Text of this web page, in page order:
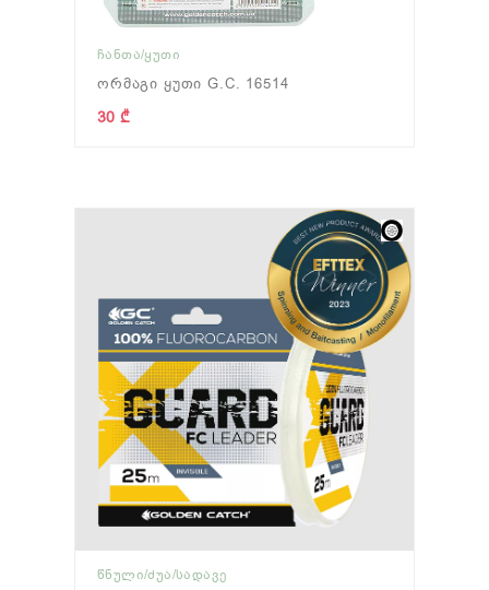
ᲩᲐᲜᲗᲐ/ᲧᲣᲗᲘ
Ორმაგი Ყუთი G.C. 16514
30 ₾
ᲬᲜᲣᲚᲘ/ᲫᲣᲐ/ᲡᲐᲓᲐᲕᲔ